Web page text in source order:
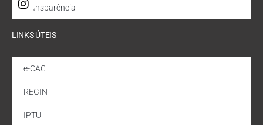
Transparência
LINKS ÚTEIS
e-CAC
REGIN
IPTU